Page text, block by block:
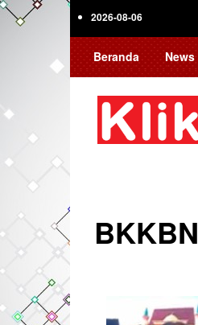
Skip
2026-08-06
Beranda News
BKKBN
Pagination